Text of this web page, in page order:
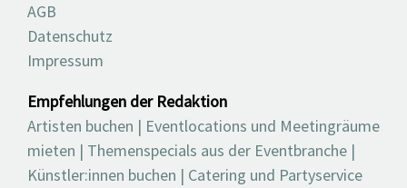
AGB
Datenschutz
Impressum
Empfehlungen der Redaktion
Artisten buchen | Eventlocations und Meetingräume
mieten | Themenspecials aus der Eventbranche |
Künstler:innen buchen | Catering und Partyservice